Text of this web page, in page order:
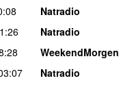
Natradio
Natradio
WeekendMorgen
Natradio